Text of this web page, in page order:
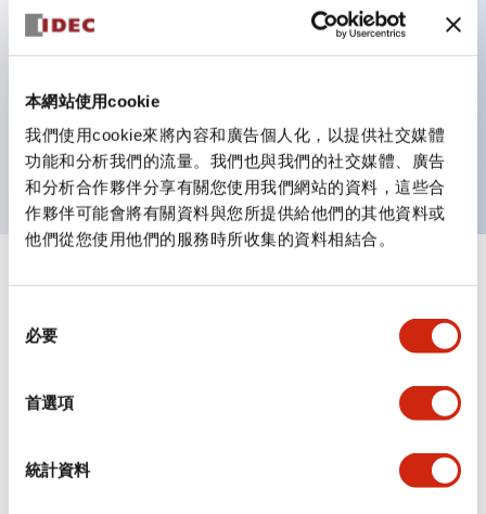
本網站使用cookie
我們使用cookie來將內容和廣告個人化，以提供社交媒體
功能和分析我們的流量。我們也與我們的社交媒體、廣告
和分析合作夥伴分享有關您使用我們網站的資料，這些合
作夥伴可能會將有關資料與您所提供給他們的其他資料或
他們從您使用他們的服務時所收集的資料相結合。
必要
首選項
統計資料
最高可達240V。
一顆LED燈泡（LSRD燈泡）即可表現六種顏色。過去分
別為每種顏色設計的LED燈泡，現在可用一顆單色LED
燈泡來表現各種顏色。
主要機種具備UL、CSA認證及符合EN標準。
規格 顯示全部+
審美規範
電氣規範（額定照明部分）